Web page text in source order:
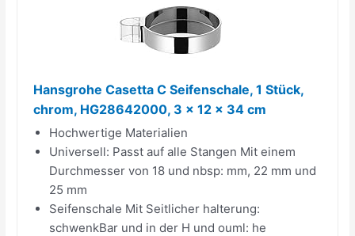
Hansgrohe Casetta C Seifenschale, 1 Stück,
chrom, HG28642000, 3 x 12 x 34 cm
Hochwertige Materialien
Universell: Passt auf alle Stangen Mit einem
Durchmesser von 18 und nbsp: mm, 22 mm und
25 mm
Seifenschale Mit Seitlicher halterung:
schwenkBar und in der H und ouml: he